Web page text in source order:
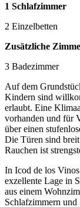
1 Schlafzimmer
2 Einzelbetten
Zusätzliche
3 Badezimmer
Auf dem
Kindern sind
erlaubt. Eine
vorhanden und für
über einen
Die Türen sind
Rauchen ist
In Icod de los
exzellente Lage in
aus einem
Schlafzimmern